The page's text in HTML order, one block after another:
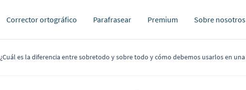
Corrector ortográfico Parafrasear Premium Sobre nosotros
¿Cuál es la diferencia entre sobretodo y sobre todo y cómo debemos usarlos en